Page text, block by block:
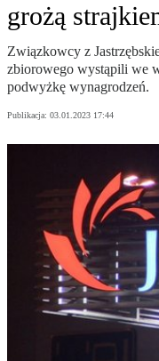
grożą
Związkowcy z
zbiorowego wystąpili we
podwyżkę wynagrodzeń.
Publikacja: 03.01.2023 17:44